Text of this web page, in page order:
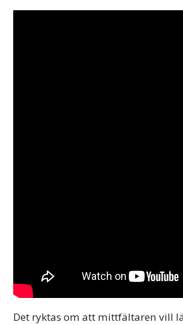
Det ryktas om att mittfältaren vill